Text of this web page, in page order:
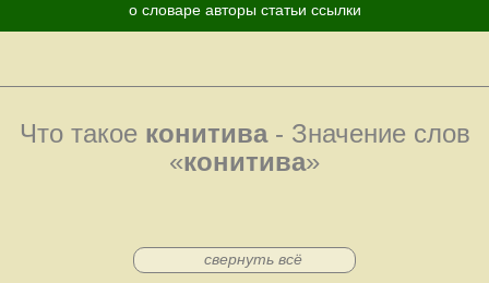
о словаре авторы статьи ссылки
Что такое конитива- Значение слов
«конитива»
свернуть всё